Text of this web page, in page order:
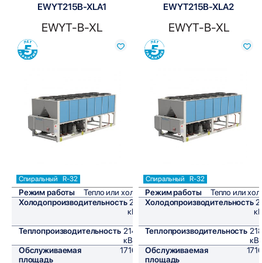
EWYT215B-XLA1
EWYT-B-XL
Сравнить
Спиральный R-32
Режим работы
Тепло или холод
Холодопроизводительность 206
кВт/
Теплопроизводительность 214,8
кВт/ч
Обслуживаемая
площадь
1716,7
EWYT215B-XLA2
EWYT-B-XL
Сравнить
Спиральный R-32
Режим работы
Тепло или
Холодопроизводительность
Теплопроизводительность
Обслуживаемая
площадь